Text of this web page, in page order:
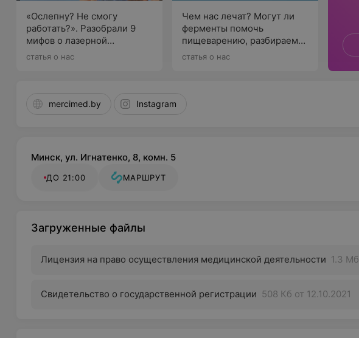
«Ослепну? Не смогу
работать?». Разобрали 9
мифов о лазерной
коррекции зрения, которые
статья о нас
Чем нас лечат? Могут ли
ферменты помочь
пищеварению, разбираемся
вместе с
статья о нас
mercimed.by Instagram
Минск, ул. Игнатенко, 8, комн. 5
ДО 21:00 МАРШРУТ
Загруженные файлы
Лицензия на право осуществления медицинской деятельности 1.3 Мб
Свидетельство о государственной регистрации 508 Кб от 12.10.2021